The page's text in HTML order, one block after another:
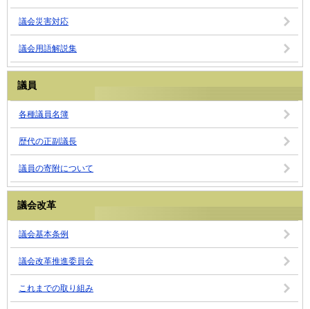
議会災害対応
議会用語解説集
議員
各種議員名簿
歴代の正副議長
議員の寄附について
議会改革
議会基本条例
議会改革推進委員会
これまでの取り組み